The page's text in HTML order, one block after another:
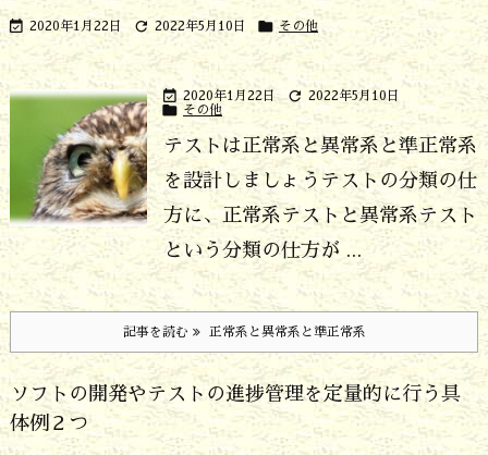
 2020年1月22日  2022年5月10日  その他
 2020年1月22日  2022年5月10日
 その他
テストは正常系と異常系と準正常系
を設計しましょうテストの分類の仕
方に、正常系テストと異常系テスト
という分類の仕方が ...
記事を読む 正常系と異常系と準正常系
ソフトの開発やテストの進捗管理を定量的に行う具
体例２つ